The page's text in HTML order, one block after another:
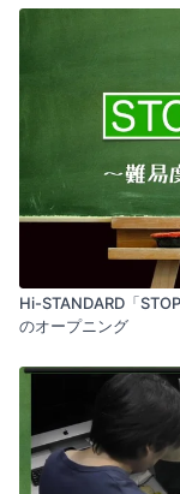
Hi-STANDARD「
のオープニング